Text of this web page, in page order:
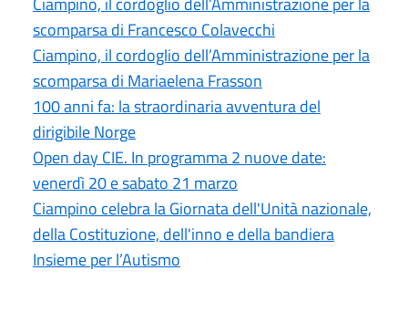
scomparsa di Francesco Colavecchi
Ciampino, il cordoglio dell’Amministrazione per la
scomparsa di Mariaelena Frasson
100 anni fa: la straordinaria avventura del
dirigibile Norge
Open day CIE. In programma 2 nuove date:
venerdì 20 e sabato 21 marzo
Ciampino celebra la Giornata dell'Unità nazionale,
della Costituzione, dell'inno e della bandiera
Insieme per l’Autismo